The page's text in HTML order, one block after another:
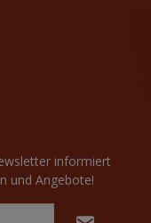
informiert
und Angebote!